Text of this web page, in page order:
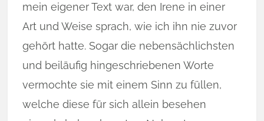
mein eigener Text war, den Irene in einer
Art und Weise sprach, wie ich ihn nie zuvor
gehört hatte. Sogar die nebensächlichsten
und beiläufig hin­ge­schrie­benen Worte
vermochte sie mit einem Sinn zu füllen,
welche die­se für sich allein be­sehen